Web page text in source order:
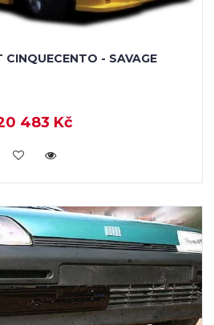
- SAVAGE
483 Kč
KOUPIT